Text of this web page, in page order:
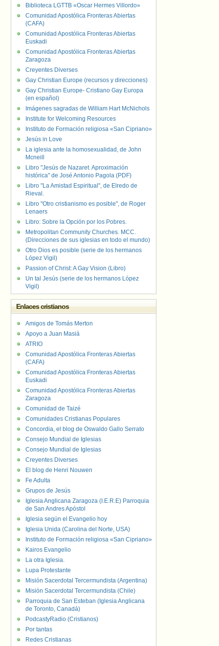
Biblioteca LGTTB «Oscar Hermes Villordo»
Comunidad Apostólica Fronteras Abiertas
(CAFA)
Comunidad Apostólica Fronteras Abiertas
Euskadi
Comunidad Apostólica Fronteras Abiertas
Zaragoza
Creyentes Diverses
Gay Christian Europe (recursos y direcciones)
Gay Christian Europe- Cristiano Gay Europa
(en español)
Imágenes sagradas de William Hart McNichols
Institute for Welcoming Resources
Instituto de Formación religiosa «San Cipriano»
Jesús in Love
La iglesia ante la homosexualidad, de John
Mcneill
Libro "Jesús de Nazaret. Aproximación
histórica" de José Antonio Pagola (PDF)
Libro "La Amistad Espiritual", de Elredo de
Rieval.
Libro "Otro cristianismo es posible", de Roger
Lenaers
Libro: Sobre la Opción por los Pobres.
Metropolitan Community Churches. MCC.
(Direcciones de sus iglesias en todo el mundo)
Otro Dios es posible (serie de los hermanos
López Vigil)
Passion of Christ: A Gay Vision (Libro)
Un tal Jesús (serie de los hermanos López
Vigil)
Enlaces cristianos
Amigos de Tomás Merton
Apoyo a Juan Masiá
ATRIO
Comunidad Apostólica Fronteras Abiertas
(CAFA)
Comunidad Apostólica Fronteras Abiertas
Euskadi
Comunidad Apostólica Fronteras Abiertas
Zaragoza
Comunidad de Taizé
Comunidades Cristianas Populares
Concordia, el blog de Oswaldo Gallo Serrato
Consejo Mundial de Iglesias
Consejo Mundial de Iglesias
Creyentes Diverses
El blog de Henri Nouwen
Fe Adulta
Grupos de Jesús
Iglesia Anglicana Zaragoza (I.E.R.E) Parroquia
de San Andres Apóstol
Iglesia según el Evangelio hoy
Iglesia Unida (Carolina del Norte, USA)
Instituto de Formación religiosa «San Cipriano»
Kairos Evangelio
La otra Iglesia.
Lupa Protestante
Misión Sacerdotal Tercermundista (Argentina)
Misión Sacerdotal Tercermundista (Chile)
Parroquia de San Esteban (Iglesia Anglicana
de Toronto, Canadá)
PodcastyRadio (Cristianos)
Por tantas
Redes Cristianas